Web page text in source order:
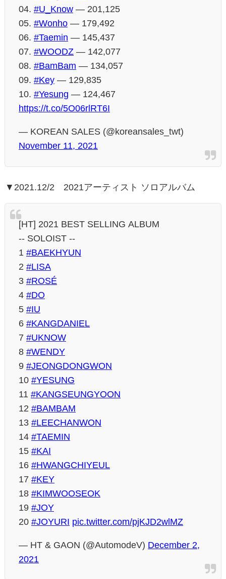
04. #U_Know — 201,125
05. #Wonho — 179,492
06. #Taemin — 145,437
07. #WOODZ — 142,077
08. #BamBam — 134,057
09. #Key — 129,835
10. #Yesung — 124,467
https://t.co/5O06rlRT6I
— KOREAN SALES (@koreansales_twt)
November 11, 2021
▼2021.12/2 2021アーティスト ソロアルバム
[HT] 2021 BEST SELLING ALBUM
-- SOLOIST --
1 #BAEKHYUN
2 #LISA
3 #ROSÉ
4 #DO
5 #IU
6 #KANGDANIEL
7 #UKNOW
8 #WENDY
9 #JEONGDONGWON
10 #YESUNG
11 #KANGSEUNGYOON
12 #BAMBAM
13 #LEECHANWON
14 #TAEMIN
15 #KAI
16 #HWANGCHIYEUL
17 #KEY
18 #KIMWOOSEOK
19 #JOY
20 #JOYURI pic.twitter.com/pjKJD2wlMZ
— HT​ &​ GAON​ (@AutomodeV) December 2,
2021